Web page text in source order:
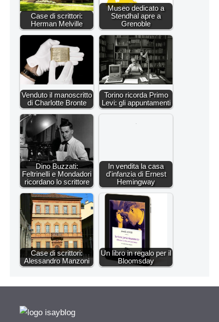
Case di scrittori:
Herman Melville
Museo dedicato a
Stendhal apre a
Grenoble
Venduto il manoscritto
di Charlotte Bronte
Torino ricorda Primo
Levi: gli appuntamenti
Dino Buzzati:
Feltrinelli e Mondadori
ricordano lo scrittore
In vendita la casa
d'infanzia di Ernest
Hemingway
Case di scrittori:
Alessandro Manzoni
Un libro in regalo per il
Bloomsday